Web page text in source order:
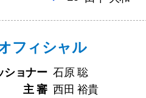
フィシャル
ショナー 石原 聡
主 審 西田 裕貴